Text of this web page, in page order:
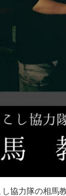
協力隊の相馬